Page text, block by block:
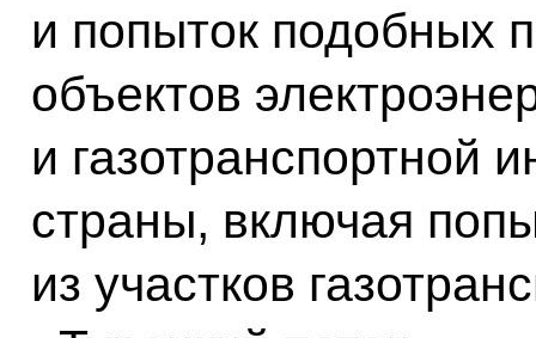
и попыток подобных
объектов
и газотранспортной
страны, включая
из участков